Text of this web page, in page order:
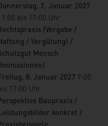
bei
InfraGO AG,
Langjährige
beim Kurs
mit
Dozentin
GmbH, Kiel.
Zertifizierter
UBB-
Großvorhaben
7. Januar 2027
bis 17:00 Uhr
(Vergabe /
/ Vergütung) /
Mensch
8. Januar 2027 9:00
17:00 Uhr
Baupraxis /
konkret /